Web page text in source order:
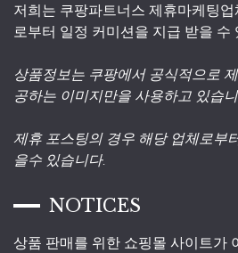
저희는 쿠팡파트너스 제휴마케팅
로부터 일정 커미션을 지급 받을 수
상품정보는 쿠팡에서 공식적으로
공하는 이미지만을 사용하고 있습
제휴 포스팅의 경우 해당 업체로부
을수 있습니다.
NOTICES
상품 판매를 위한 쇼핑몰 사이트가